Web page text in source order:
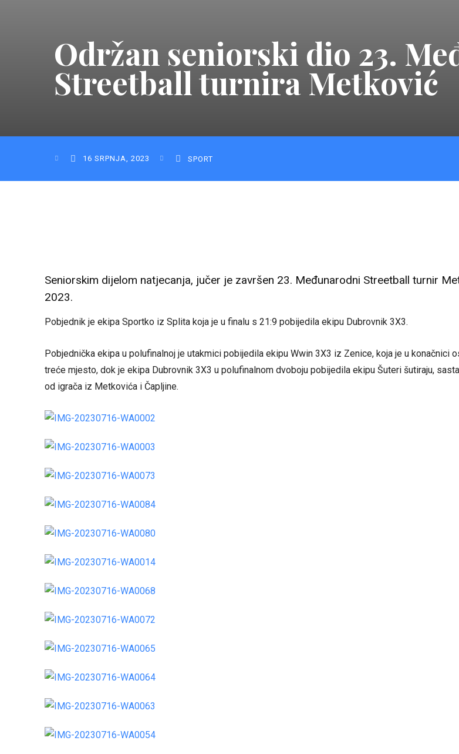
Održan seniorski dio 23.
Streetball turnira Metković
16 SRPNJA, 2023 SPORT
Seniorskim dijelom natjecanja, jučer je završen 23. Međunarodni Streetball turnir
2023.
Pobjednik je ekipa Sportko iz Splita koja je u finalu s 21:9 pobijedila ekipu Dubrovnik 3X3.
Pobjednička ekipa u polufinalnoj je utakmici pobijedila ekipu Wwin 3X3 iz Zenice, koja je u konačnici
treće mjesto, dok je ekipa Dubrovnik 3X3 u polufinalnom dvoboju pobijedila ekipu Šuteri šutiraju,
od igrača iz Metkovića i Čapljine.